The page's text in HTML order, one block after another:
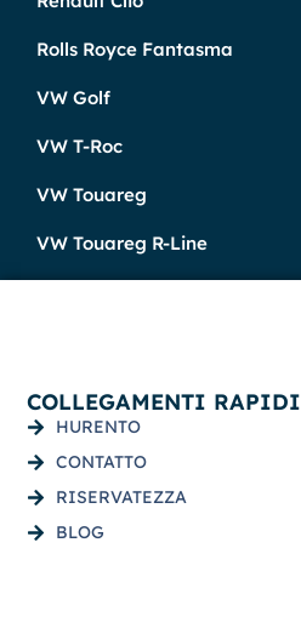
Rolls Royce Fantasma
VW Golf
VW T-Roc
VW Touareg
VW Touareg R-Line
COLLEGAMENTI RAPIDI
HURENTO
CONTATTO
RISERVATEZZA
BLOG